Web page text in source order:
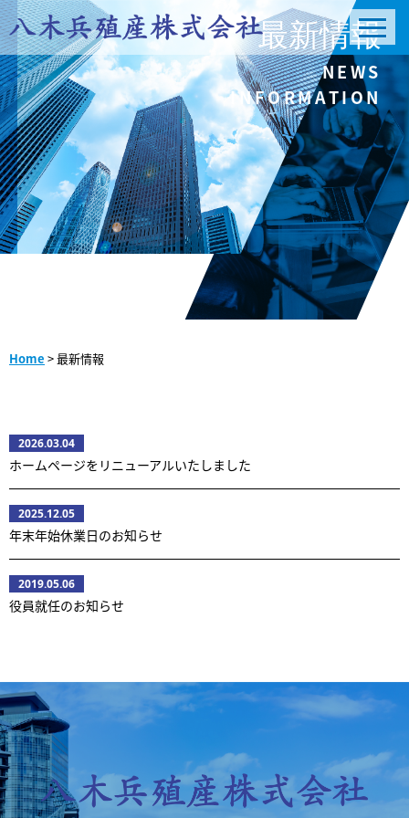
最新情報
NEWS
INFORMATION
Home >最新情報
2026.03.04
ホームページをリニューアルいたしました
2025.12.05
年末年始休業日のお知らせ
2019.05.06
役員就任のお知らせ